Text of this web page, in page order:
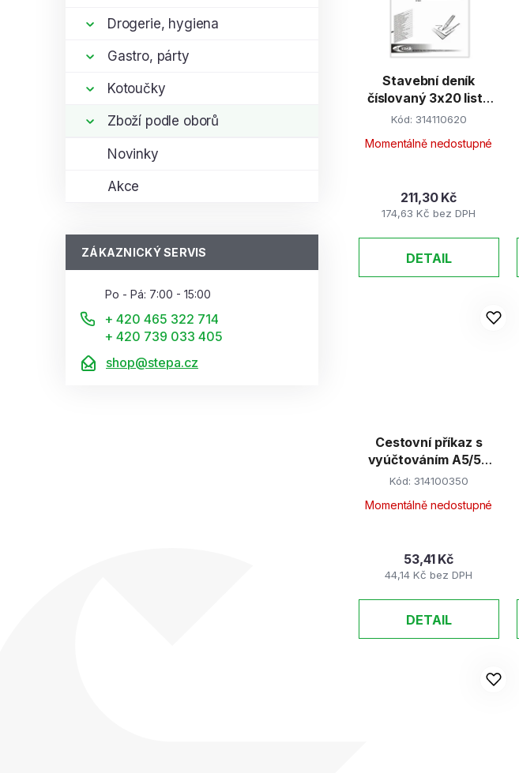
Drogerie, hygiena
Gastro, párty
Kotoučky
Zboží podle oborů
Novinky
Akce
ZÁKAZNICKÝ SERVIS
Po - Pá: 7:00 - 15:00
+ 420 465 322 714
+ 420 739 033 405
shop@stepa.cz
Stavební deník
číslovaný 3x20 listů
COPY
Kód: 314110620
Momentálně nedostupné
174,63 Kč bez DPH
211,30 Kč
DETAIL
Cestovní příkaz s
vyúčtováním A5/50
listů
Kód: 314100350
Momentálně nedostupné
44,14 Kč bez DPH
53,41 Kč
DETAIL